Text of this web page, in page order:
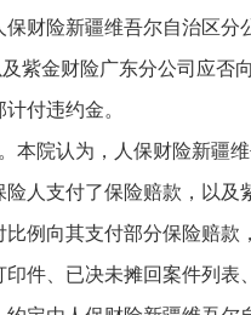
财险新疆维吾尔自治区分
及紫金财险广东分公司应否
付违约金。
本院认为，人保财险新疆
人支付了保险赔款，以及
例向其支付部分保险赔款
件、已决未摊回案件列表